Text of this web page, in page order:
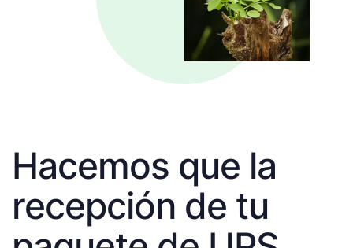
Hacemos que la
recepción de tu